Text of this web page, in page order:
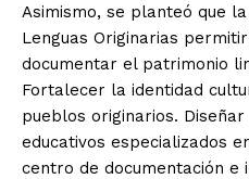
Asimismo, se planteó que
Lenguas Originarias
documentar el patrimonio
Fortalecer la identidad
pueblos originarios.
educativos especializados
centro de documentación e